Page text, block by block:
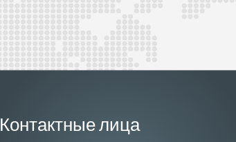
Контактные лица